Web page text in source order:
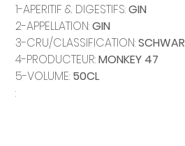
1-APERITIF & DIGESTIFS:GIN
2-APPELLATION:GIN
3-CRU/CLASSIFICATION:
4-PRODUCTEUR:MONKEY 47
5-VOLUME: 50CL
: